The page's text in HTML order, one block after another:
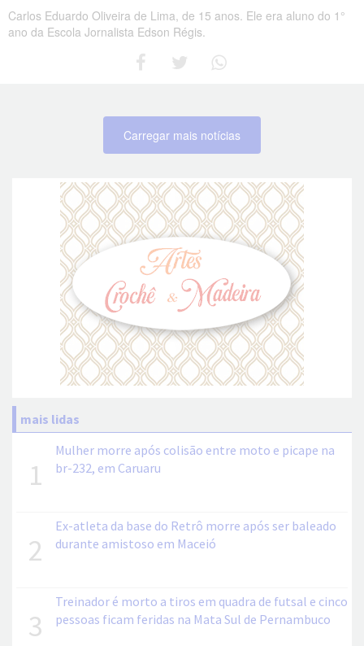
Carlos Eduardo Oliveira de Lima, de 15 anos. Ele era aluno do 1°
ano da Escola Jornalista Edson Régis.
Carregar mais notícias
mais lidas
1
Mulher morre após colisão entre moto e picape na
br-232, em Caruaru
2
Ex-atleta da base do Retrô morre após ser baleado
durante amistoso em Maceió
3
Treinador é morto a tiros em quadra de futsal e cinco
pessoas ficam feridas na Mata Sul de Pernambuco